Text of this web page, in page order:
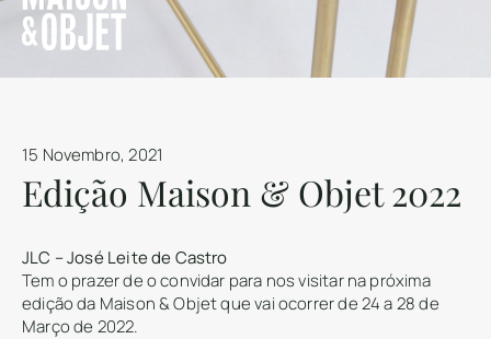
15 Novembro, 2021
Edição Maison & Objet 2022
JLC – José Leite de Castro
Tem o prazer de o convidar para nos visitar na próxima
edição da Maison & Objet que vai ocorrer de 24 a 28 de
Março de 2022.